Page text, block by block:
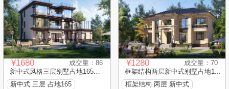
¥1680
成交量：86
新中式风格三层别墅占地165平...
新中式 三层 占地165
¥1280
成交量：70
框架结构两层新中式别墅占地1...
框架结构 两层 新中式